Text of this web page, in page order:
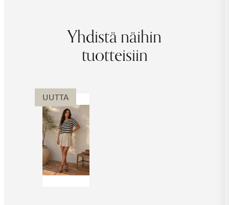
Yhdistä näihin
tuotteisiin
UUTTA